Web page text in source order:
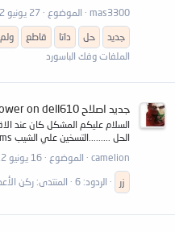
mas3300
الموضوع 27 يونيو 2012
جديد
حل داتا قاطع ولم
الملفات وفك الباسورد
جديد اصلاح power on dell610
الحل .........التسخين علي الشيب cms انضر الى الصورة
camelion
الموضوع 16 يونيو 2012
زر
الردود: 6 المنتدى: ركن